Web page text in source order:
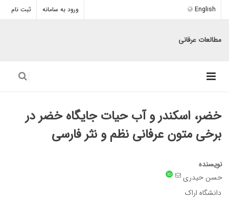
ورود به سامانه ثبت نام English
مطالعات عرفانی
خضر، اسکندر و آب حیات جایگاه خضر در
برخی متون عرفانی نظم و نثر فارسی
نویسنده
حسن حیدری
دانشگاه اراک